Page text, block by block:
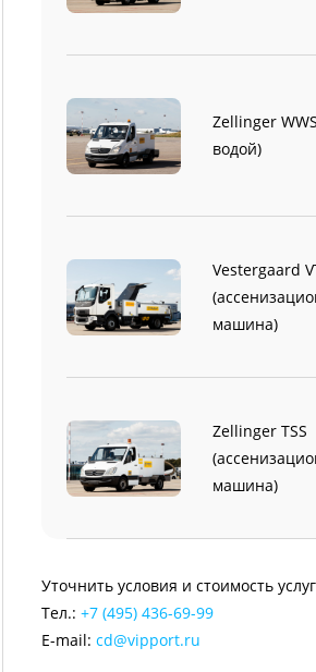
Zellinger
водой)
Vestergaard
машина)
Zellinger TSS
машина)
Уточнить условия и стоимость
Тел.: +7 (495) 436-69-99
E-mail: cd@vipport.ru